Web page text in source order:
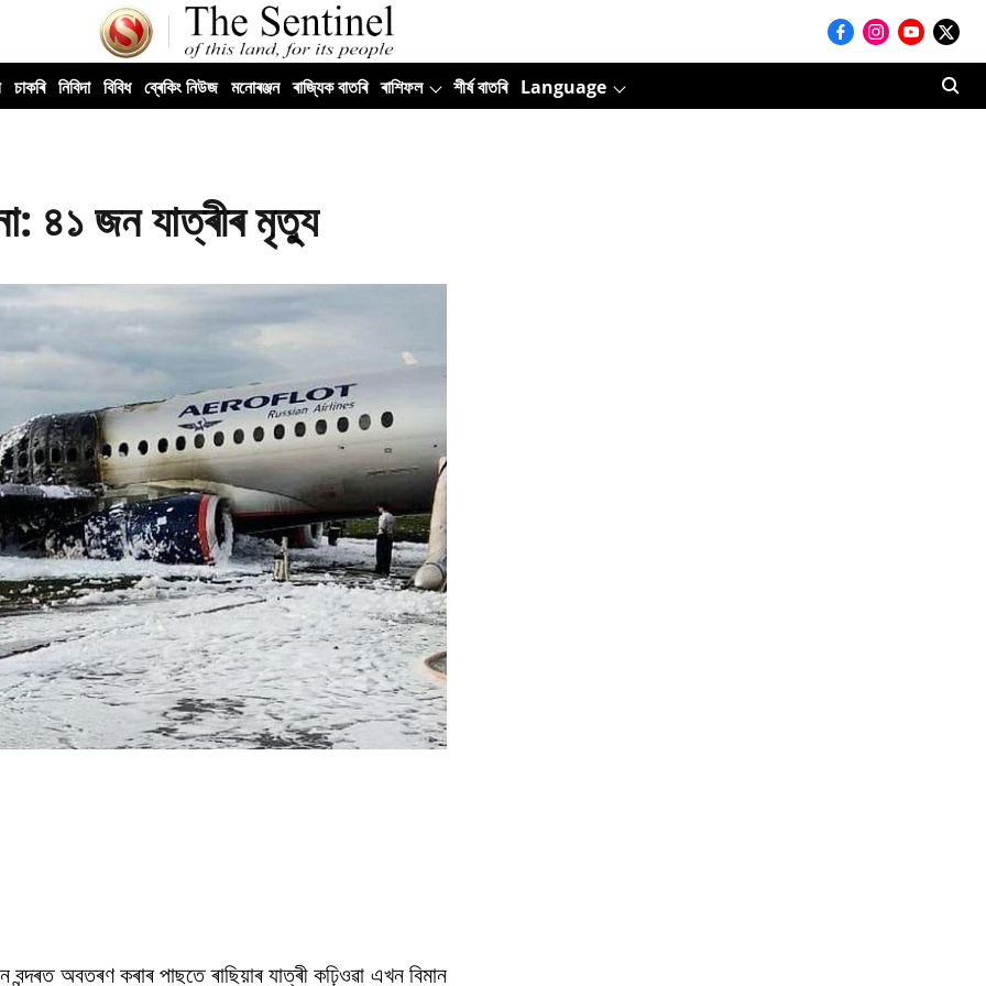
চাকৰি নিবিদা বিবিধ ব্ৰেকিং নিউজ মনোৰঞ্জন ৰাজ্যিক বাতৰি ৰাশিফল শীৰ্ষ বাতৰি Language
৪১ জন যাত্ৰীৰ মৃত্যু
অবতৰণ কৰাৰ পাছতে ৰাছিয়াৰ যাত্ৰী কঢ়িওৱা এখন বিমান